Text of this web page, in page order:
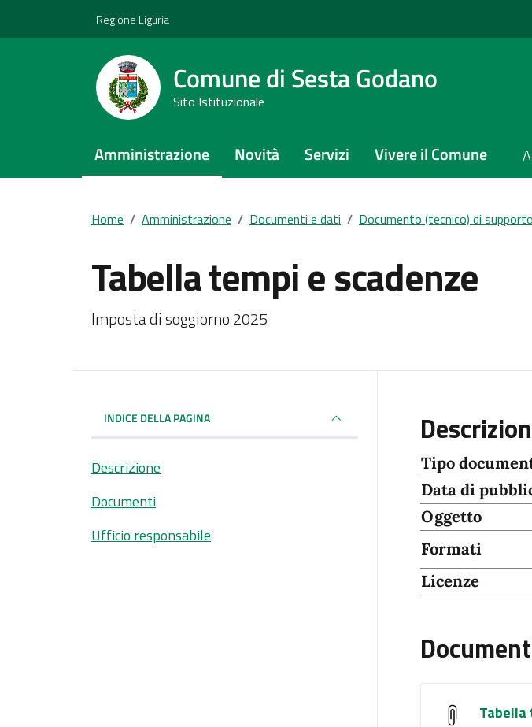
Regione Liguria
Comune di Sesta Godano
Sito Istituzionale
Amministrazione Novità Servizi Vivere il Comune
Home / Amministrazione / Documenti e dati / Documento (tecnico) di supporto
Tabella tempi e scadenze
Dettagli del documento
Imposta di soggiorno 2025
INDICE DELLA PAGINA
Descrizione
Documenti
Ufficio responsabile
Tipo
Data di
Oggetto
Formati
Licenze
Tabella